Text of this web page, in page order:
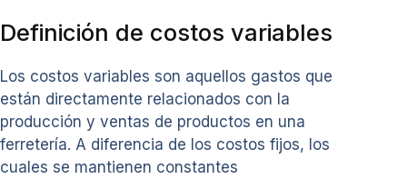
Definición de costos variables
Los costos variables son aquellos gastos que
están directamente relacionados con la
producción y ventas de productos en una
ferretería. A diferencia de los costos fijos, los
cuales se mantienen constantes